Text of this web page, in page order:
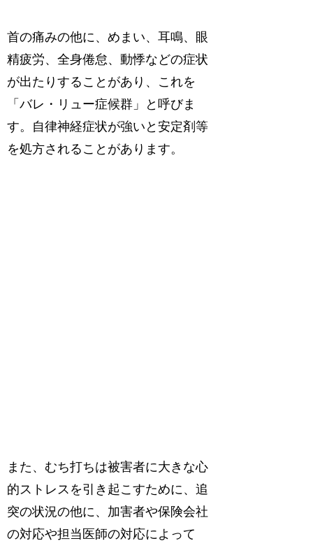
首の痛みの他に、めまい、耳鳴、眼
精疲労、全身倦怠、動悸などの症状
が出たりすることがあり、これを
「バレ・リュー症候群」と呼びま
す。自律神経症状が強いと安定剤等
を処方されることがあります。
また、むち打ちは被害者に大きな心
的ストレスを引き起こすために、追
突の状況の他に、加害者や保険会社
の対応や担当医師の対応によって